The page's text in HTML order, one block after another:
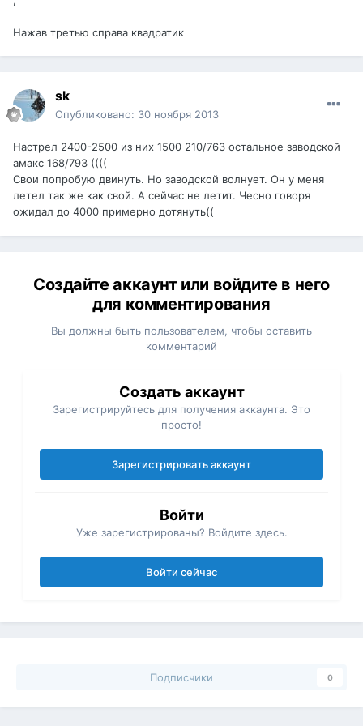
Нажав третью справа квадратик
sk
Опубликовано: 30 ноября 2013
Настрел 2400-2500 из них 1500 210/763 остальное заводской
амакс 168/793 ((((
Свои попробую двинуть. Но заводской волнует. Он у меня
летел так же как свой. А сейчас не летит. Чесно говоря
ожидал до 4000 примерно дотянуть((
Создайте аккаунт или войдите в него
для комментирования
Вы должны быть пользователем, чтобы оставить
комментарий
Создать аккаунт
Зарегистрируйтесь для получения аккаунта. Это
просто!
Зарегистрировать аккаунт
Войти
Уже зарегистрированы? Войдите здесь.
Войти сейчас
Подписчики 0